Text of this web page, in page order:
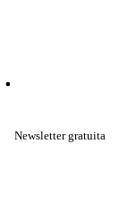
Newsletter gratuita